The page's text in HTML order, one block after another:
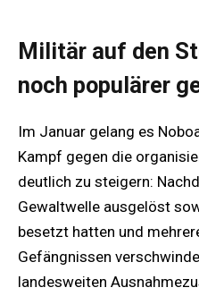
Militär auf den
noch populärer
Im Januar gelang es
Kampf gegen die
deutlich zu steigern:
Gewaltwelle ausgelöst
besetzt hatten und
Gefängnissen
landesweiten